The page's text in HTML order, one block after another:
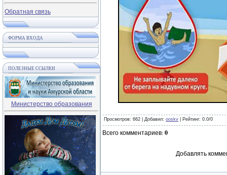
Обратная связь
ФОРМА ВХОДА
ПОЛЕЗНЫЕ ССЫЛКИ
Министерство образования
Просмотров: 662 | Добавил: ooskv Рейтинг: 0.0/0
Всего комментариев:0
Добавлять